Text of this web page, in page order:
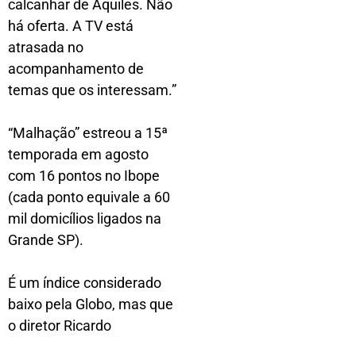
calcanhar de Aquiles. Não
há oferta. A TV está
atrasada no
acompanhamento de
temas que os interessam.”
“Malhação” estreou a 15ª
temporada em agosto
com 16 pontos no Ibope
(cada ponto equivale a 60
mil domicílios ligados na
Grande SP).
É um índice considerado
baixo pela Globo, mas que
o diretor Ricardo